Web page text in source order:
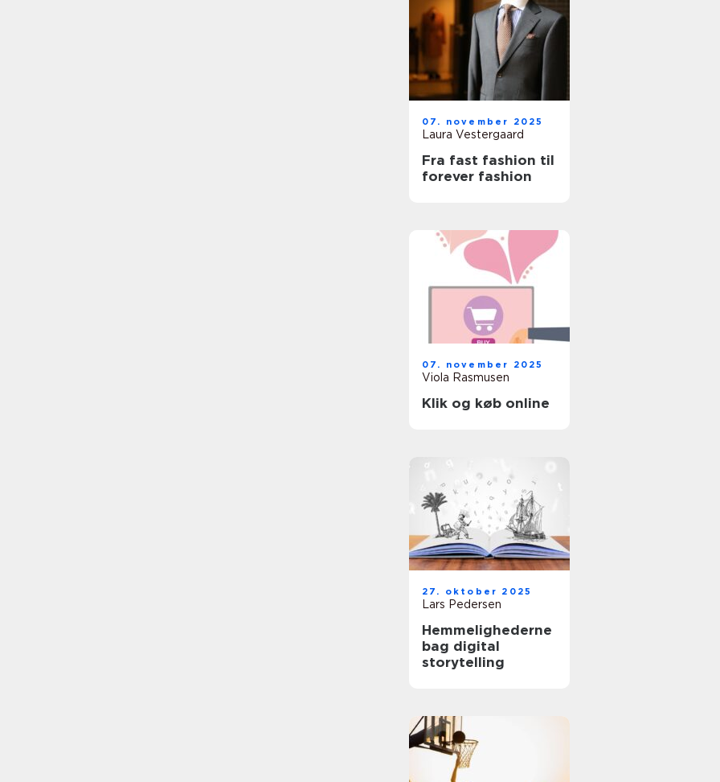
07. november 2025
Laura Vestergaard
Fra fast fashion til
forever fashion
07. november 2025
Viola Rasmusen
Klik og køb online
27. oktober 2025
Lars Pedersen
Hemmelighederne
bag digital
storytelling